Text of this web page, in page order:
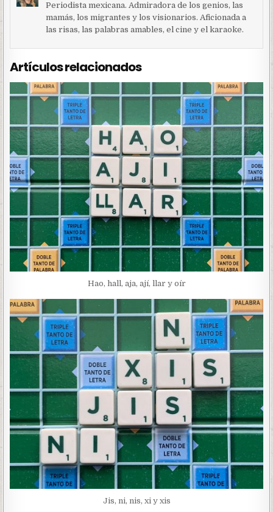
Periodista mexicana. Admiradora de los genios, las
mamás, los migrantes y los visionarios. Aficionada a
las risas, las palabras amables, el cine y el karaoke.
Artículos relacionados
Hao, hall, aja, ají, llar y oír
Jis, ni, nis, xi y xis